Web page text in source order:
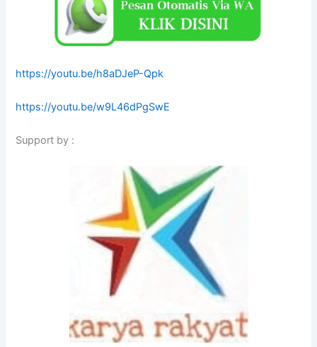
https://youtu.be/h8aDJeP-Qpk
https://youtu.be/w9L46dPgSwE
Support by :